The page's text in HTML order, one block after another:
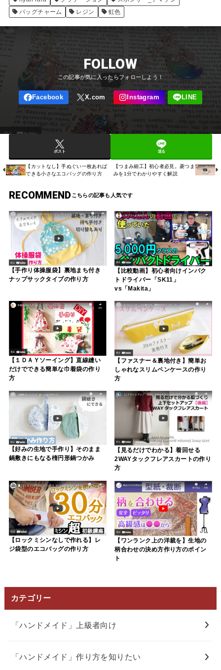
バッグチャーム
レジン 虹色
FOLLOW
ポスト 送る
【カットなし】手ぬぐい一枚あれば
できる小さなエコバッグの作り方
【つまみ細工】初心者必見。菱つま
みを1分でわかりやすく解説
RECOMMEND
【手作り体操服袋】裏地まち付き
ナップサックタイプの作り方
【比較動画】初心者向けインパク
トドライバー「SK11」
vs「Makita」
【１ＤＡＹソーイング】直線縫い
だけでできる簡単な巾着袋の作り
方
【ファスナー＆裏地付き】簡単お
しゃれなスリムペンケースの作り
方
【好みの生地で手作り】そのまま
鍋敷きにもなる楕円形鍋つかみ
【見るだけでわかる】着回せる
2WAYタックフレアスカートの作り
方
【ロックミシンなしで作れる】レ
ジ袋型のエコバッグの作り方
【ワンランク上の洋裁を】生地の
柄合わせの決め方作り方のポイン
ト
カテゴリー
「ハンドメイド」上級者向け
「ハンドメイド」作り方を知りたい